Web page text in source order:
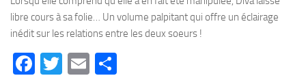
libre cours à sa folie… Un volume palpitant qui offre un éclairage
inédit sur les relations entre les deux soeurs !
Facebook
Twitter
Email